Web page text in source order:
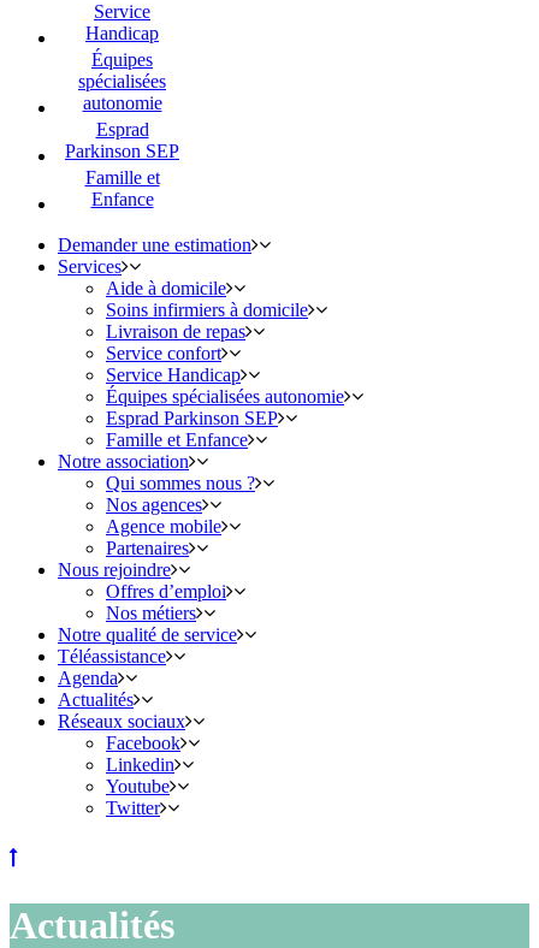
Service
Handicap
Équipes
spécialisées
autonomie
Esprad
Parkinson SEP
Famille et
Enfance
Demander une estimation
Services
Aide à domicile
Soins infirmiers à domicile
Livraison de repas
Service confort
Service Handicap
Équipes spécialisées autonomie
Esprad Parkinson SEP
Famille et Enfance
Notre association
Qui sommes nous ?
Nos agences
Agence mobile
Partenaires
Nous rejoindre
Offres d’emploi
Nos métiers
Notre qualité de service
Téléassistance
Agenda
Actualités
Réseaux sociaux
Facebook
Linkedin
Youtube
Twitter
Actualités